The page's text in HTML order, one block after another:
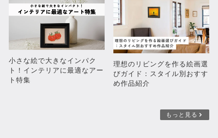
売約済み
いちご2023-1
売約済み
小さな絵で大きなインパク
ト！インテリアに最適なアー
ト特集
理想のリビングを作る絵画選
びガイド：スタイル別おすす
め作品紹介
もっと見る